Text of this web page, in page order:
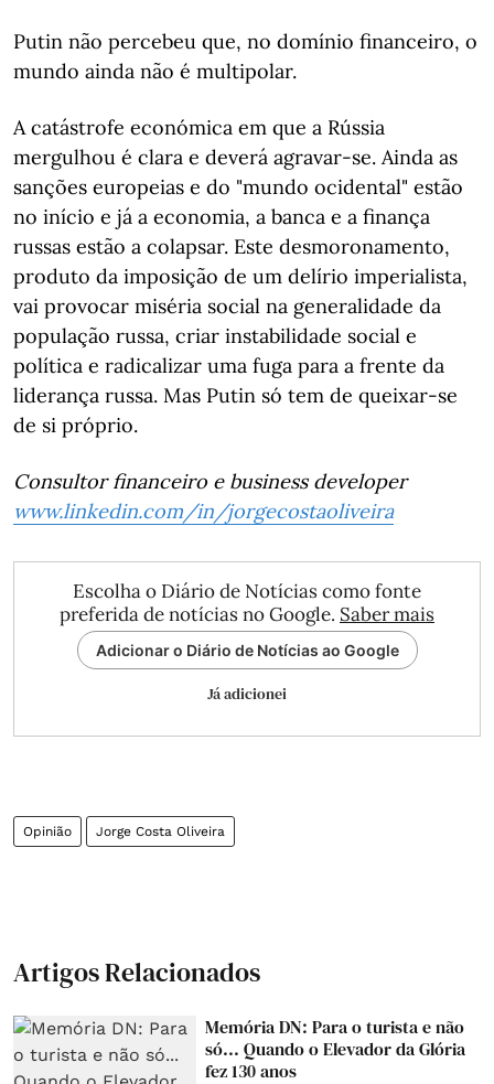
Putin não percebeu que, no domínio financeiro, o
mundo ainda não é multipolar.
A catástrofe económica em que a Rússia
mergulhou é clara e deverá agravar-se. Ainda as
sanções europeias e do "mundo ocidental" estão
no início e já a economia, a banca e a finança
russas estão a colapsar. Este desmoronamento,
produto da imposição de um delírio imperialista,
vai provocar miséria social na generalidade da
população russa, criar instabilidade social e
política e radicalizar uma fuga para a frente da
liderança russa. Mas Putin só tem de queixar-se
de si próprio.
Consultor financeiro e business developer
www.linkedin.com/in/jorgecostaoliveira
Escolha o Diário de Notícias como fonte
preferida de notícias no Google. Saber mais
Adicionar o Diário de Notícias ao Google
Já adicionei
Opinião Jorge Costa Oliveira
Artigos Relacionados
Memória DN: Para o turista e não
só... Quando o Elevador da Glória
fez 130 anos